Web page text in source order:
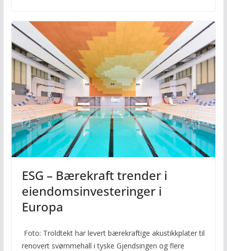
ESG – Bærekraft trender i
eiendomsinvesteringer i
Europa
Foto: Troldtekt har levert bærekraftige akustikkplater til
renovert svømmehall i tyske Gjendsingen og flere